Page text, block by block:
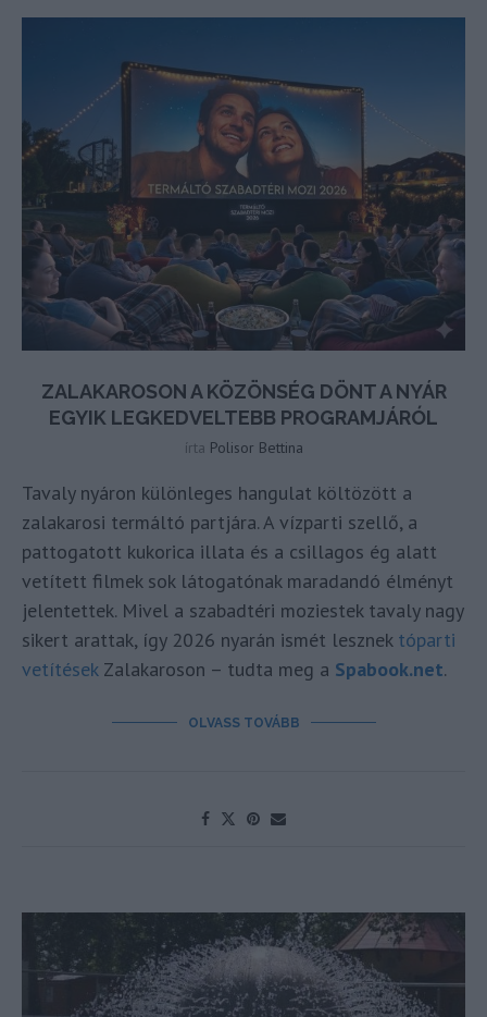
ZALAKAROSON A KÖZÖNSÉG DÖNT A NYÁR
EGYIK LEGKEDVELTEBB PROGRAMJÁRÓL
írta Polisor Bettina
Tavaly nyáron különleges hangulat költözött a
zalakarosi termáltó partjára. A vízparti szellő, a
pattogatott kukorica illata és a csillagos ég alatt
vetített filmek sok látogatónak maradandó élményt
jelentettek. Mivel a szabadtéri moziestek tavaly nagy
sikert arattak, így 2026 nyarán ismét lesznek tóparti
vetítésekZalakaroson – tudta meg a Spabook.net.
OLVASS TOVÁBB